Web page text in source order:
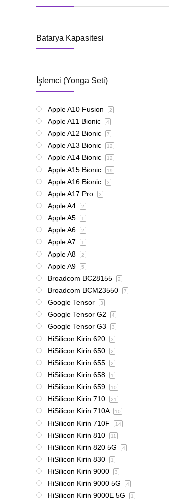
Batarya Kapasitesi
İşlemci (Yonga Seti)
Apple A10 Fusion 2
Apple A11 Bionic 4
Apple A12 Bionic 7
Apple A13 Bionic 12
Apple A14 Bionic 12
Apple A15 Bionic 19
Apple A16 Bionic 3
Apple A17 Pro 3
Apple A4 2
Apple A5 1
Apple A6 2
Apple A7 1
Apple A8 2
Apple A9 5
Broadcom BC28155 2
Broadcom BCM23550 7
Google Tensor 3
Google Tensor G2 4
Google Tensor G3 3
HiSilicon Kirin 620 3
HiSilicon Kirin 650 2
HiSilicon Kirin 655 2
HiSilicon Kirin 658 1
HiSilicon Kirin 659 10
HiSilicon Kirin 710 21
HiSilicon Kirin 710A 10
HiSilicon Kirin 710F 14
HiSilicon Kirin 810 11
HiSilicon Kirin 820 5G 4
HiSilicon Kirin 830 1
HiSilicon Kirin 9000 3
HiSilicon Kirin 9000 5G 4
HiSilicon Kirin 9000E 5G 1